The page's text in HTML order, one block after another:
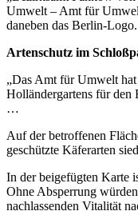
Umwelt – Amt für
daneben das Berlin-Logo.
Artenschutz im
„Das Amt für Umwelt
Holländergartens für den
…
Auf der betroffenen
geschützte Käferarten
In der beigefügten Karte
Ohne Absperrung
nachlassenden Vitalität